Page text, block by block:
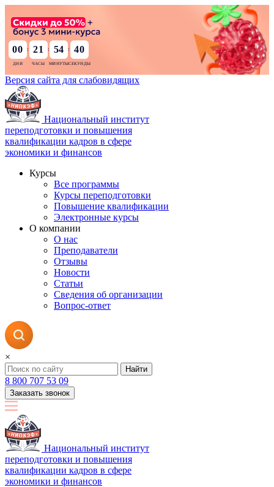
00 : 21 : 54 : 38
Версия сайта для слабовидящих
Национальный институт
переподготовки и повышения
квалификации кадров в сфере
экономики и финансов
Курсы
Все программы
Курсы переподготовки
Повышение квалификации
Электронные курсы
О компании
О нас
Преподаватели
Отзывы
Новости
Статьи
Сведения об организации
Вопрос-ответ
×
Найти
8 800 707 53 09
Заказать звонок
Национальный институт
переподготовки и повышения
квалификации кадров в сфере
экономики и финансов